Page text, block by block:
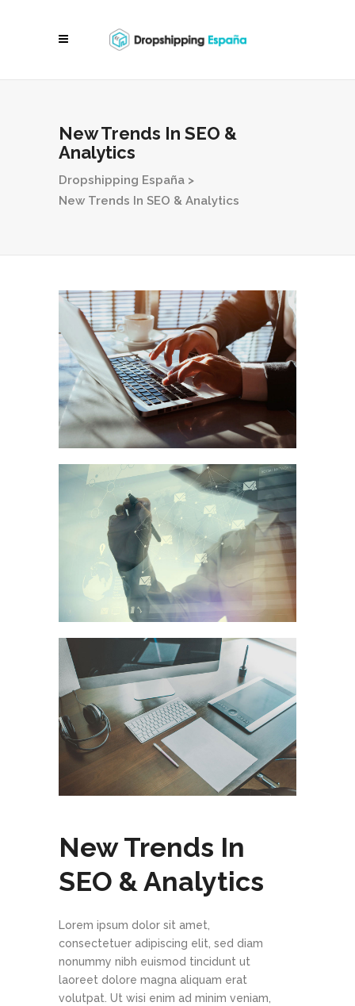
New Trends In SEO &
Analytics
Dropshipping España >
New Trends In SEO & Analytics
New Trends In
SEO & Analytics
Lorem ipsum dolor sit amet,
consectetuer adipiscing elit, sed diam
nonummy nibh euismod tincidunt ut
laoreet dolore magna aliquam erat
volutpat. Ut wisi enim ad minim veniam,